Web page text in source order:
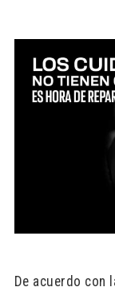
De acuerdo con